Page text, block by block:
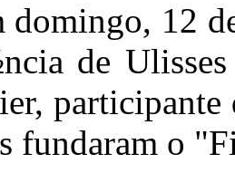
domingo, 12
de
fundaram o